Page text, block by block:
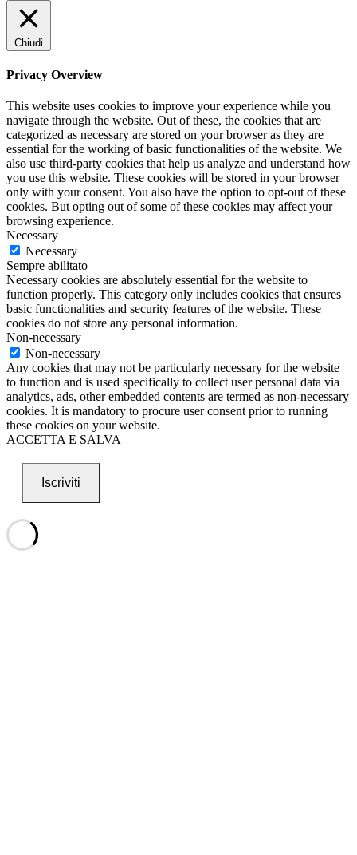
Chiudi
Privacy Overview
This website uses cookies to improve your experience while you
navigate through the website. Out of these, the cookies that are
categorized as necessary are stored on your browser as they are
essential for the working of basic functionalities of the website. We
also use third-party cookies that help us analyze and understand how
you use this website. These cookies will be stored in your browser
only with your consent. You also have the option to opt-out of these
cookies. But opting out of some of these cookies may affect your
browsing experience.
Necessary
Necessary
Sempre abilitato
Necessary cookies are absolutely essential for the website to
function properly. This category only includes cookies that ensures
basic functionalities and security features of the website. These
cookies do not store any personal information.
Non-necessary
Non-necessary
Any cookies that may not be particularly necessary for the website
to function and is used specifically to collect user personal data via
analytics, ads, other embedded contents are termed as non-necessary
cookies. It is mandatory to procure user consent prior to running
these cookies on your website.
ACCETTA E SALVA
Iscriviti